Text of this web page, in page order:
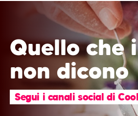
Quello che
non dicono
Segui i canali social di